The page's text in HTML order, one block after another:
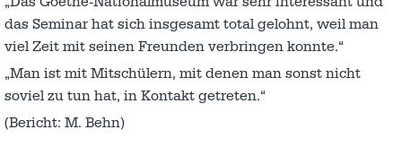
das Seminar hat sich insgesamt total gelohnt, weil man
viel Zeit mit seinen Freunden verbringen konnte.“
„Man ist mit Mitschülern, mit denen man sonst nicht
soviel zu tun hat, in Kontakt getreten.“
(Bericht: M. Behn)